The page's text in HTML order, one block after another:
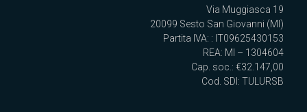
Via Muggiasca 19
20099 Sesto San Giovanni (MI)
Partita IVA: : IT09625430153
REA: MI – 1304604
Cap. soc.: €32.147,00
Cod. SDI: TULURSB